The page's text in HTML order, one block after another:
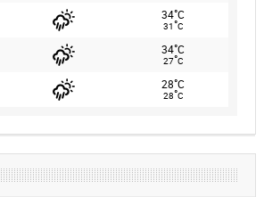
34°C
31°C
34°C
27°C
28°C
28°C